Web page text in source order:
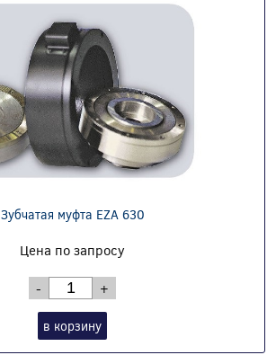
Зубчатая муфта EZA 630
Цена по запросу
- +
в корзину